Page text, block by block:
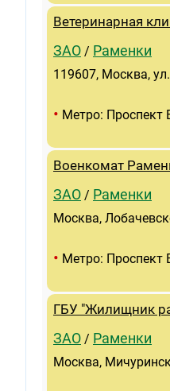
Ветеринарная
ЗАО / Раменки
119607, Москва,
• Метро: Проспект
Военкомат
ЗАО / Раменки
Москва,
• Метро: Проспект
ГБУ "Жилищник
ЗАО / Раменки
Москва,